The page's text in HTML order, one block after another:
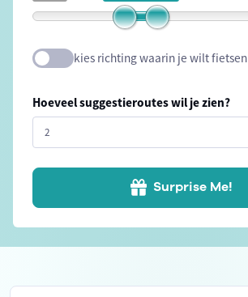
kies richting waarin je wilt fietsen
Hoeveel suggestieroutes wil je zien?
Surprise Me!